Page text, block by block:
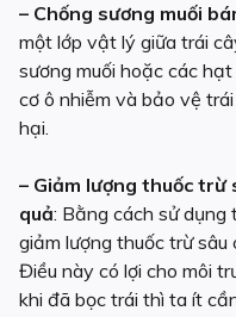
– Chống sương muối
một lớp vật lý giữa trái
sương muối hoặc các
cơ ô nhiễm và bảo vệ
hại.
– Giảm lượng thuốc trừ
quả: Bằng cách sử dụng
giảm lượng thuốc trừ
Điều này có lợi cho môi
khi đã bọc trái thì ta ít